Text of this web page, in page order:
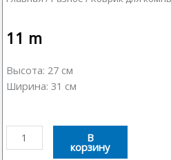
11 m
Высота: 27 см
Ширина: 31 см
Количество
товара
В
корзину